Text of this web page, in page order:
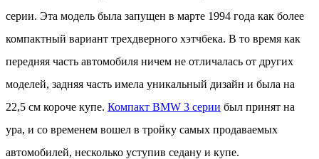
серии. Эта модель была запущен в марте 1994 года как более
компактный вариант трехдверного хэтчбека. В то время как
передняя часть автомобиля ничем не отличалась от других
моделей, задняя часть имела уникальный дизайн и была на
22,5 см короче купе. Компакт BMW 3 серии был принят на
ура, и со временем вошел в тройку самых продаваемых
автомобилей, несколько уступив седану и купе.